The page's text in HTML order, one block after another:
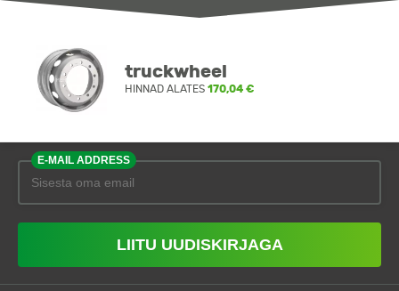
truckwheel
HINNAD ALATES 170,04 €
E-MAIL ADDRESS
LIITU UUDISKIRJAGA